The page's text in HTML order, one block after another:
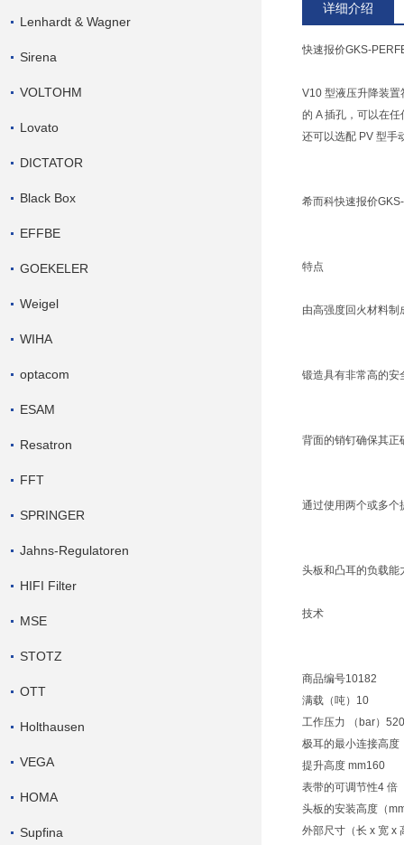
Lenhardt & Wagner
Sirena
VOLTOHM
Lovato
DICTATOR
Black Box
EFFBE
GOEKELER
Weigel
WIHA
optacom
ESAM
Resatron
FFT
SPRINGER
Jahns-Regulatoren
HIFI Filter
MSE
STOTZ
OTT
Holthausen
VEGA
HOMA
Supfina
详细介绍
快速报价GKS-
V10 型液压升降装
的 A 插孔，可以在
还可以选配 PV 型手
希而科快速报价
特点
由高强度回火材料制
锻造具有非常高的安
背面的销钉确保其正
通过使用两个或多个
头板和凸耳的负载能
技术
商品编号10182
满载（吨）10
工作压力 （bar）520
极耳的最小连接高度
提升高度 mm160
表带的可调节性4 倍
头板的安装高度（
外部尺寸（长 x 宽 x